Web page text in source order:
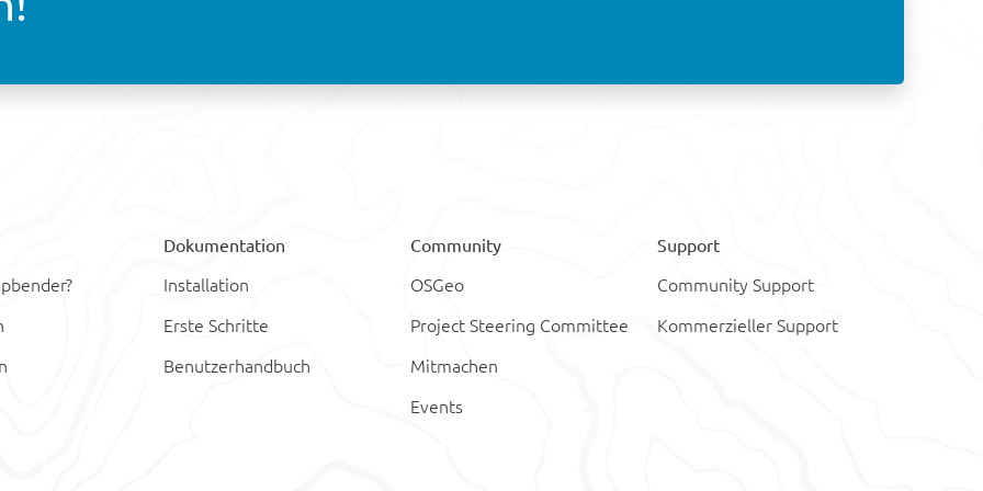
Dokumentation
Installation
Erste Schritte
Benutzerhandbuch
Community
OSGeo
Project Steering Committee
Mitmachen
Events
Support
Community Support
Kommerzieller Support